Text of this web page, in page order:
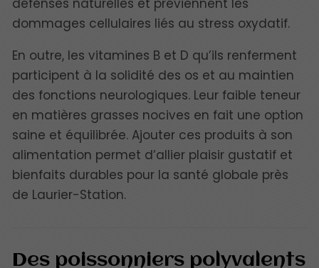
défenses naturelles et préviennent les
dommages cellulaires liés au stress oxydatif.
En outre, les vitamines B et D qu’ils renferment
participent à la solidité des os et au maintien
des fonctions neurologiques. Leur faible teneur
en matières grasses nocives en fait une option
saine et équilibrée. Ajouter ces produits à son
alimentation permet d’allier plaisir gustatif et
bienfaits durables pour la santé globale près
de Laurier-Station.
Des poissonniers polyvalents